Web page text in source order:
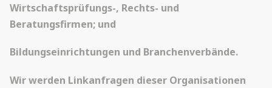
Wirtschaftsprüfungs-, Rechts- und
Beratungsfirmen; und
Bildungseinrichtungen und Branchenverbände.
Wir werden Linkanfragen dieser Organisationen